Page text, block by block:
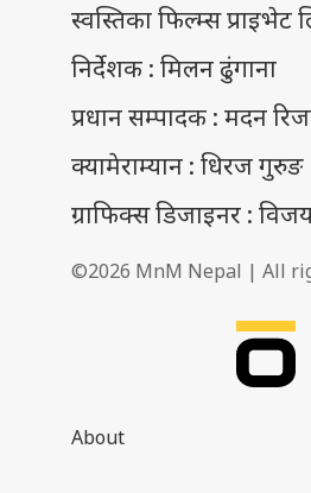
स्वस्तिका फिल्म्स प्राइभेट
निर्देशक : मिलन ढुंगाना
प्रधान सम्पादक : मदन
क्यामेराम्यान : धिरज गुरुङ
ग्राफिक्स डिजाइनर :
©2026 MnM Nepal | All
About